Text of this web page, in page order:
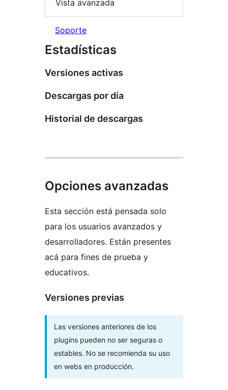
Vista avanzada
Soporte
Estadísticas
Versiones activas
Descargas por día
Historial de descargas
Opciones avanzadas
Esta sección está pensada solo
para los usuarios avanzados y
desarrolladores. Están presentes
acá para fines de prueba y
educativos.
Versiones previas
Las versiones anteriores de los
plugins pueden no ser seguras o
estables. No se recomienda su uso
en webs en producción.